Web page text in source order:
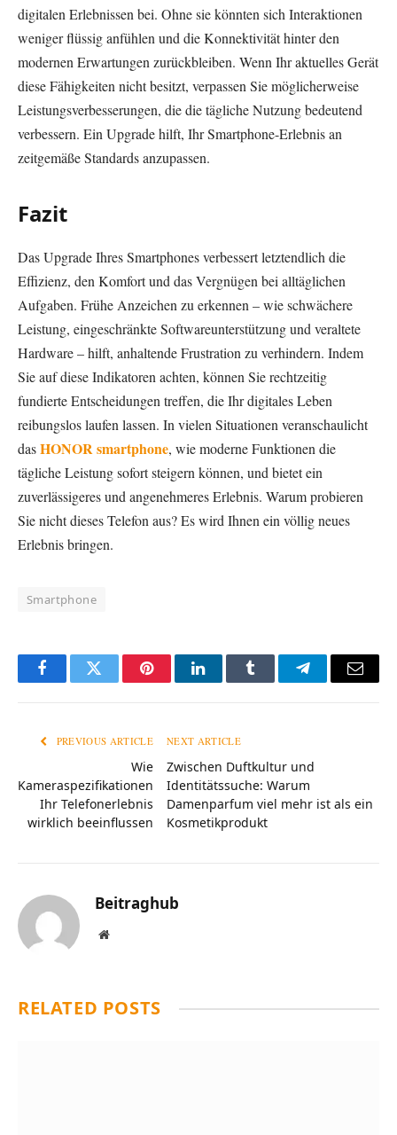
digitalen Erlebnissen bei. Ohne sie könnten sich Interaktionen
weniger flüssig anfühlen und die Konnektivität hinter den
modernen Erwartungen zurückbleiben. Wenn Ihr aktuelles Gerät
diese Fähigkeiten nicht besitzt, verpassen Sie möglicherweise
Leistungsverbesserungen, die die tägliche Nutzung bedeutend
verbessern. Ein Upgrade hilft, Ihr Smartphone-Erlebnis an
zeitgemäße Standards anzupassen.
Fazit
Das Upgrade Ihres Smartphones verbessert letztendlich die
Effizienz, den Komfort und das Vergnügen bei alltäglichen
Aufgaben. Frühe Anzeichen zu erkennen – wie schwächere
Leistung, eingeschränkte Softwareunterstützung und veraltete
Hardware – hilft, anhaltende Frustration zu verhindern. Indem
Sie auf diese Indikatoren achten, können Sie rechtzeitig
fundierte Entscheidungen treffen, die Ihr digitales Leben
reibungslos laufen lassen. In vielen Situationen veranschaulicht
dasHONOR smartphone, wie moderne Funktionen die
tägliche Leistung sofort steigern können, und bietet ein
zuverlässigeres und angenehmeres Erlebnis. Warum probieren
Sie nicht dieses Telefon aus? Es wird Ihnen ein völlig neues
Erlebnis bringen.
Smartphone
FacebookTwitter PinterestLinkedInTumblr TelegramEmail
PREVIOUS ARTICLE
Wie
Kameraspezifikationen
Ihr Telefonerlebnis
wirklich beeinflussen
NEXT ARTICLE
Zwischen Duftkultur und
Identitätssuche: Warum
Damenparfum viel mehr ist als ein
Kosmetikprodukt
Beitraghub
Website
RELATED POSTS